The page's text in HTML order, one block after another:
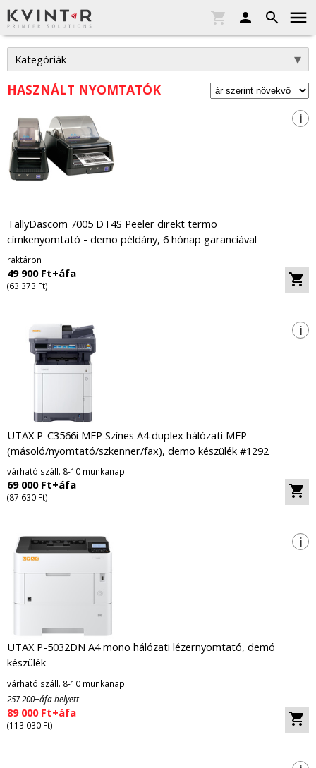
Kategóriák
HASZNÁLT NYOMTATÓK
i
TallyDascom 7005 DT4S Peeler direkt termo
címkenyomtató - demo példány, 6 hónap garanciával
raktáron
49 900 Ft+áfa
(63 373 Ft)
i
UTAX P-C3566i MFP Színes A4 duplex hálózati MFP
(másoló/nyomtató/szkenner/fax), demo készülék #1292
várható száll. 8-10 munkanap
69 000 Ft+áfa
(87 630 Ft)
i
UTAX P-5032DN A4 mono hálózati lézernyomtató, demó
készülék
várható száll. 8-10 munkanap
257 200+áfa helyett
89 000 Ft+áfa
(113 030 Ft)